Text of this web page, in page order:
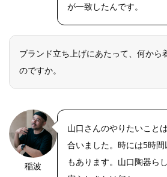
が一致したんです。
ブランド立ち上げにあたって、何から
のですか。
https://riseph
稲波
山口さんのやりたいこと
合いました。時には5時
もあります。山口陶器ら